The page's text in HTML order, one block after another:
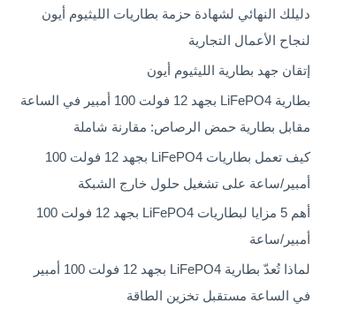
دليلك النهائي لشهادة حزمة بطاريات الليثيوم أيون
لنجاح الأعمال التجارية
إتقان جهد بطارية الليثيوم أيون
بطارية LiFePO4 بجهد 12 فولت 100 أمبير في الساعة
مقابل بطارية حمض الرصاص: مقارنة شاملة
كيف تعمل بطاريات LiFePO4 بجهد 12 فولت 100
أمبير/ساعة على تشغيل حلول خارج الشبكة
أهم 5 مزايا لبطاريات LiFePO4 بجهد 12 فولت 100
أمبير/ساعة
لماذا تُعدّ بطارية LiFePO4 بجهد 12 فولت 100 أمبير
في الساعة مستقبل تخزين الطاقة